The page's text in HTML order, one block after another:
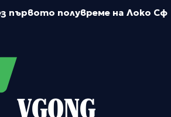
първото полувреме на Локо Сф
VGONG